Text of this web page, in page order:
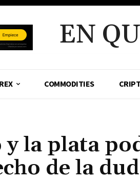
EN
COMMODITIES
la plata
de la